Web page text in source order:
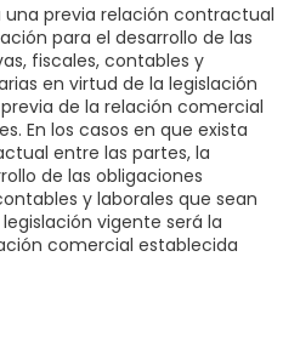
una previa relación contractual
para el desarrollo de las
fiscales, contables y
en virtud de la legislación
de la relación comercial
En los casos en que exista
entre las partes, la
de las obligaciones
y laborales que sean
vigente será la
comercial establecida